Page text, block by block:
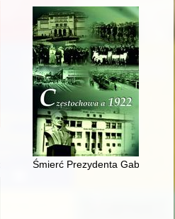
: wspomnienie o Jerzym
Śmierć Prezydenta Gabriela